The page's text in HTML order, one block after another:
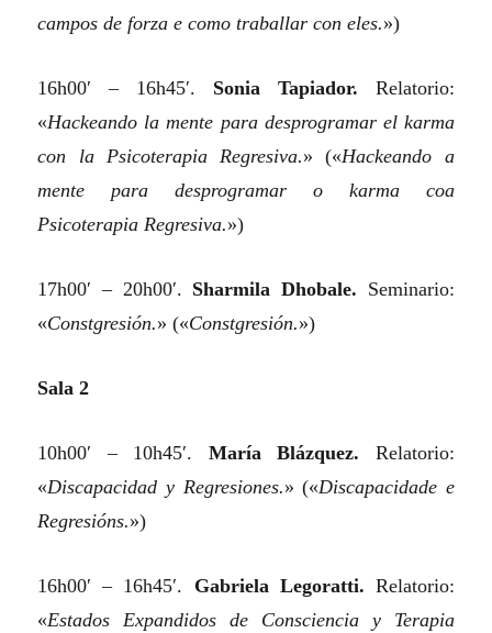
campos de forza e como traballar con eles.»)
16h00′ – 16h45′. Sonia Tapiador. Relatorio:
«Hackeando la mente para desprogramar el karma
con la Psicoterapia Regresiva.»(«Hackeando a
mente para desprogramar o karma coa
Psicoterapia Regresiva.»)
17h00′ – 20h00′. Sharmila Dhobale. Seminario:
«Constgresión.»(«Constgresión.»)
Sala 2
10h00′ – 10h45′. María Blázquez. Relatorio:
«Discapacidad y Regresiones.»(«Discapacidade e
Regresións.»)
16h00′ – 16h45′. Gabriela Legoratti. Relatorio:
«Estados Expandidos de Consciencia y Terapia